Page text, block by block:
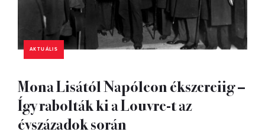
AKTUÁLIS
Mona Lisától Napóleon ékszereiig –
Így rabolták ki a Louvre-t az
évszázadok során